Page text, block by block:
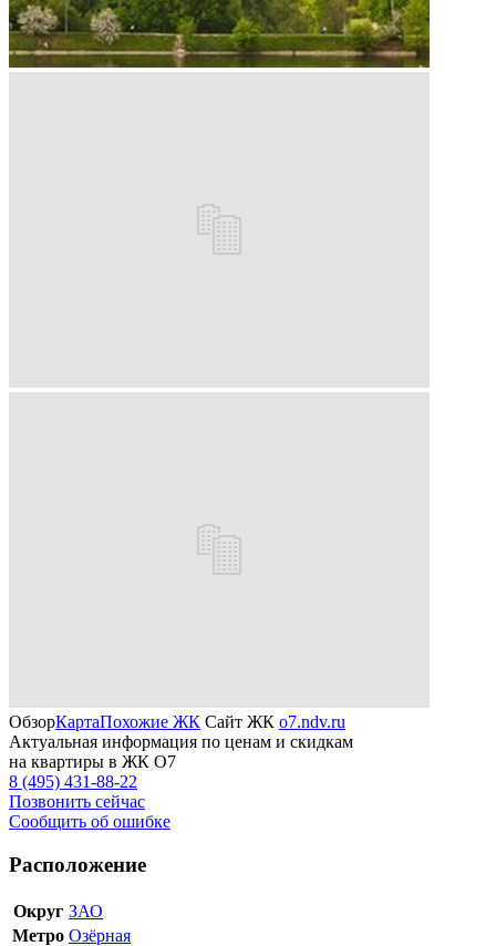
ОбзорКартаПохожие ЖК Сайт ЖК o7.ndv.ru
Актуальная информация по ценам и скидкам
на квартиры в ЖК О7
8 (495) 431-88-22
Позвонить сейчас
Сообщить об ошибке
Расположение
Округ ЗАО
Метро Озёрная